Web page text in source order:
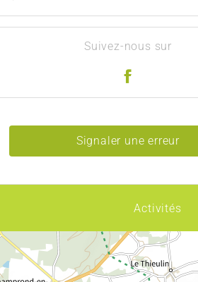
Suivez-nous sur
Signaler une erreur
Activités